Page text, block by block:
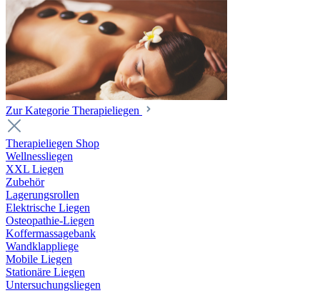
Zur Kategorie Therapieliegen
Therapieliegen Shop
Wellnessliegen
XXL Liegen
Zubehör
Lagerungsrollen
Elektrische Liegen
Osteopathie-Liegen
Koffermassagebank
Wandklappliege
Mobile Liegen
Stationäre Liegen
Untersuchungsliegen